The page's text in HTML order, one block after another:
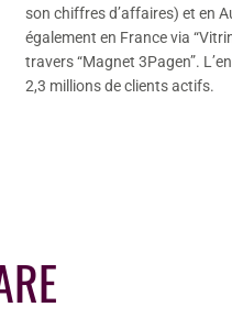
son chiffres d’affaires) et en
également en France via
travers “Magnet 3Pagen”.
2,3 millions de clients actifs.